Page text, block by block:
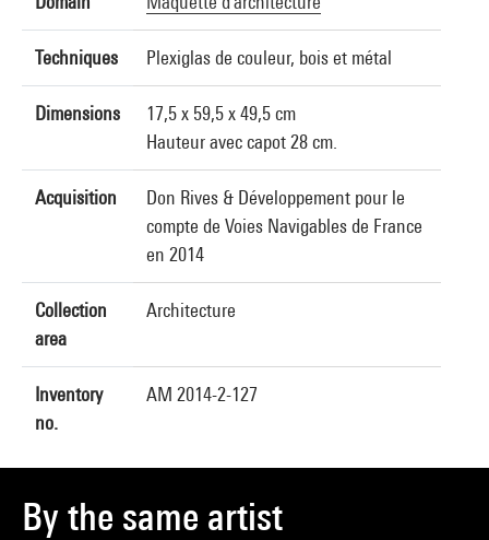
Techniques Plexiglas de couleur, bois et métal
Dimensions
17,5 x 59,5 x 49,5 cm
Hauteur avec capot 28 cm.
Acquisition
Don Rives & Développement pour le
compte de Voies Navigables de France
en 2014
Collection
area
Architecture
Inventory
no.
AM 2014-2-127
By the same artist